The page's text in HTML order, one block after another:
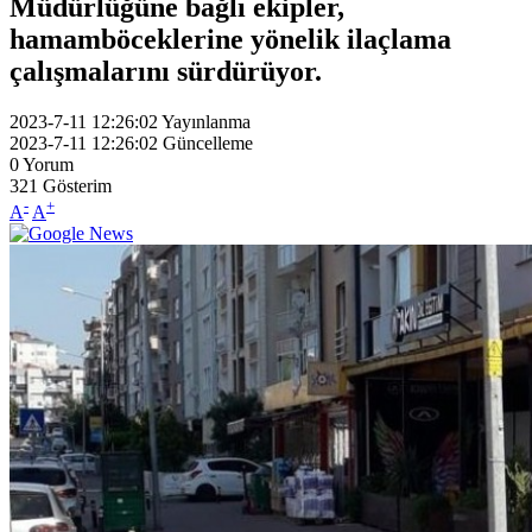
Müdürlüğüne bağlı ekipler,
hamamböceklerine yönelik ilaçlama
çalışmalarını sürdürüyor.
2023-7-11 12:26:02 Yayınlanma
2023-7-11 12:26:02 Güncelleme
0Yorum
321 Gösterim
A- A+